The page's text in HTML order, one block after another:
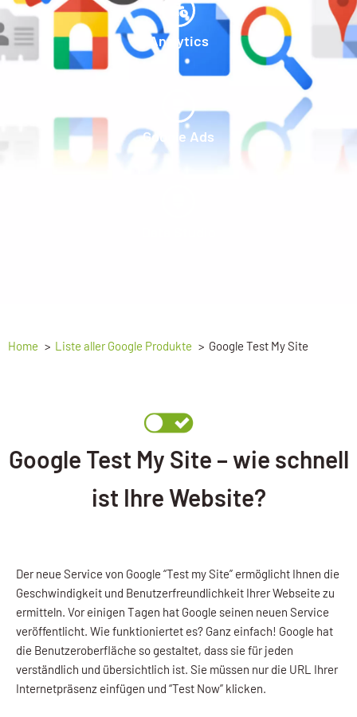
Analytics
Google Ads
Home Liste aller Google Produkte Google Test My Site
Google Test My Site – wie schnell
ist Ihre Website?
Der neue Service von Google “Test my Site” ermöglicht Ihnen die
Geschwindigkeit und Benutzerfreundlichkeit Ihrer Webseite zu
ermitteln. Vor einigen Tagen hat Google seinen neuen Service
veröffentlicht. Wie funktioniertet es? Ganz einfach! Google hat
die Benutzeroberfläche so gestaltet, dass sie für jeden
verständlich und übersichtlich ist. Sie müssen nur die URL Ihrer
Internetpräsenz einfügen und “Test Now” klicken.